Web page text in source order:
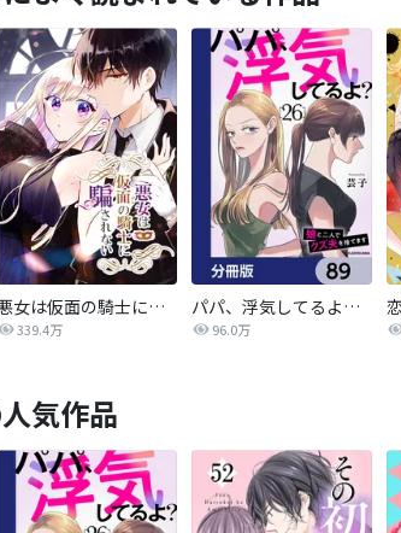
悪女は仮面の騎士に騙されない
339.4万
パパ、浮気してるよ？娘と二人でクズ夫を捨てます【分冊版】
96.0万
気作品